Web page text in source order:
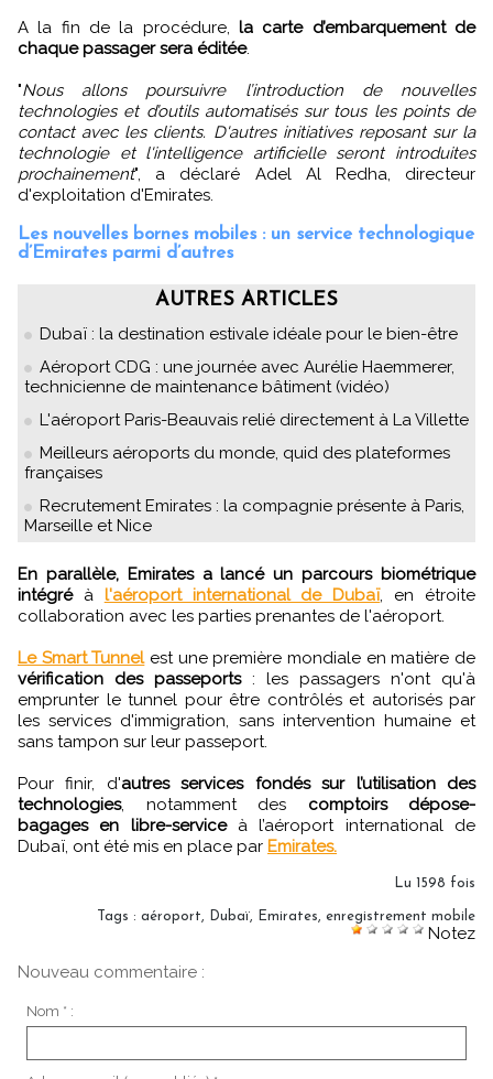
A la fin de la procédure, la carte d’embarquement de
chaque passager sera éditée.
"Nous allons poursuivre l’introduction de nouvelles
technologies et d’outils automatisés sur tous les points de
contact avec les clients. D'autres initiatives reposant sur la
technologie et l'intelligence artificielle seront introduites
prochainement", a déclaré Adel Al Redha, directeur
d'exploitation d'Emirates.
Les nouvelles bornes mobiles : un service technologique
d’Emirates parmi d’autres
AUTRES ARTICLES
Dubaï : la destination estivale idéale pour le bien-être
Aéroport CDG : une journée avec Aurélie Haemmerer,
technicienne de maintenance bâtiment (vidéo)
L'aéroport Paris-Beauvais relié directement à La Villette
Meilleurs aéroports du monde, quid des plateformes
françaises
Recrutement Emirates : la compagnie présente à Paris,
Marseille et Nice
En parallèle, Emirates a lancé un parcours biométrique
intégréà l'aéroport international de Dubaï, en étroite
collaboration avec les parties prenantes de l'aéroport.
Le Smart Tunnelest une première mondiale en matière de
vérification des passeports: les passagers n'ont qu'à
emprunter le tunnel pour être contrôlés et autorisés par
les services d'immigration, sans intervention humaine et
sans tampon sur leur passeport.
Pour finir, d'autres services fondés sur l’utilisation des
technologies, notamment des comptoirs dépose-
bagages en libre-serviceà l’aéroport international de
Dubaï, ont été mis en place par Emirates.
Lu 1598 fois
Tags : aéroport, Dubaï, Emirates, enregistrement mobile
Notez
Nouveau commentaire :
Nom * :